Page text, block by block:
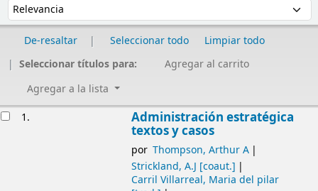
De-resaltar Seleccionar todo
Limpiar todo
Seleccionar títulos para:
Agregar al carrito
Agregar a la lista
1. Administración estratégica
textos y casos
por Thompson, Arthur A
Strickland, A.J [coaut.]
Carril Villarreal, Maria del pilar